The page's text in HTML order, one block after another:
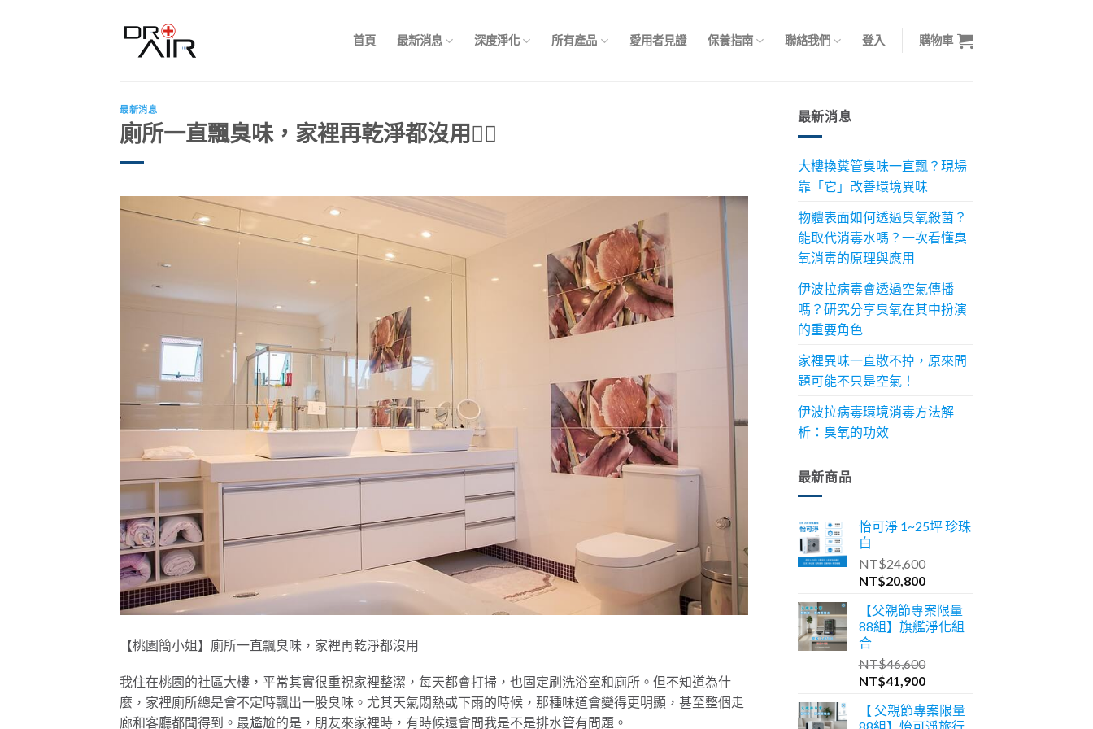
首頁 最新消息 深度淨化 所有產品 愛用者見證 保養指南 聯絡我們 登入 購物車
最新消息
廁所一直飄臭味，家裡再乾淨都沒用😮‍💨
【桃園簡小姐】廁所一直飄臭味，家裡再乾淨都沒用
我住在桃園的社區大樓，平常其實很重視家裡整潔，每天都會打掃，也固定刷洗浴室和廁所。但不知道為什
麼，家裡廁所總是會不定時飄出一股臭味。尤其天氣悶熱或下雨的時候，那種味道會變得更明顯，甚至整個走
廊和客廳都聞得到。最尷尬的是，朋友來家裡時，有時候還會問我是不是排水管有問題。
最新消息
大樓換糞管臭味一直飄？現場
靠「它」改善環境異味
物體表面如何透過臭氧殺菌？
能取代消毒水嗎？一次看懂臭
氧消毒的原理與應用
伊波拉病毒會透過空氣傳播
嗎？研究分享臭氧在其中扮演
的重要角色
家裡異味一直散不掉，原來問
題可能不只是空氣！
伊波拉病毒環境消毒方法解
析：臭氧的功效
最新商品
怡可淨 1~25坪 珍珠
白
NT$24,600
原
價
格：
NT$24,600。
NT$20,800目
價
格：
【父親節專案限量
88組】旗艦淨化組
合
NT$46,600
原
價
NT$41,900目
價
【 父親節專案限量